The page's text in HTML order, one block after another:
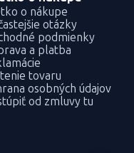
o nákupe
otázky
podmienky
a platba
tovaru
osobných údajov
od zmluvy tu